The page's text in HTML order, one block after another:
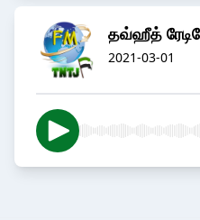
தவ்ஹீத்
2021-03-01